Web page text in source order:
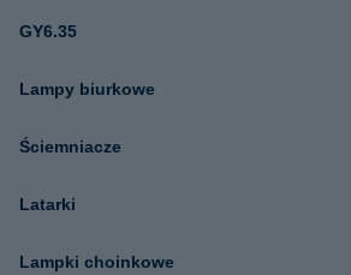
GY6.35
Lampy biurkowe
Ściemniacze
Latarki
Lampki choinkowe